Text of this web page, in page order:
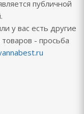
публичной
у вас есть другие
- просьба